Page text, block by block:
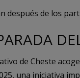
de los
de Cheste
una iniciativa